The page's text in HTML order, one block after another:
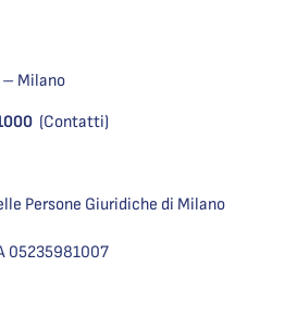
– Milano
(Contatti)
Persone Giuridiche di Milano
05235981007